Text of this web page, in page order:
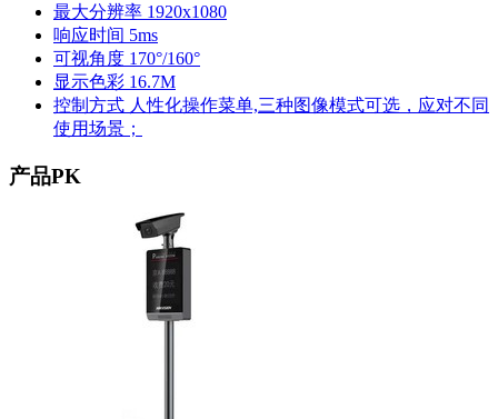
最大分辨率 1920x1080
响应时间 5ms
可视角度 170°/160°
显示色彩 16.7M
控制方式 人性化操作菜单,三种图像模式可选，应对不同
使用场景；
产品PK